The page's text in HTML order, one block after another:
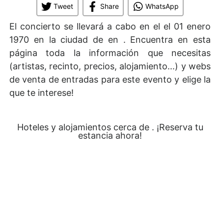
Tweet Share WhatsApp
El concierto se llevará a cabo en el el 01 enero
1970 en la ciudad de en . Encuentra en esta
página toda la información que necesitas
(artistas, recinto, precios, alojamiento...) y webs
de venta de entradas para este evento y elige la
que te interese!
Hoteles y alojamientos cerca de . ¡Reserva tu
estancia ahora!